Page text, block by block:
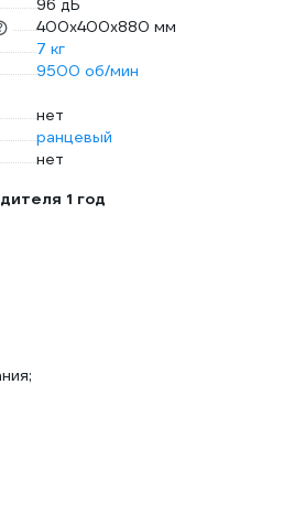
96 дБ
400х400х880 мм
7 кг
9500 об/мин
нет
ранцевый
нет
1 год